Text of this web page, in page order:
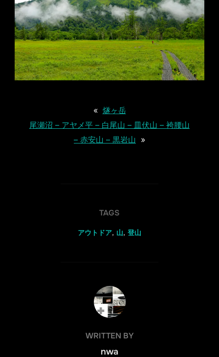
« 燧ヶ岳
尾瀬沼 – アヤメ平 – 白尾山 – 皿伏山 – 袴腰山
– 赤安山 – 黒岩山 »
TAGS
アウトドア, 山, 登山
POST AUTHOR
WRITTEN BY
nwa